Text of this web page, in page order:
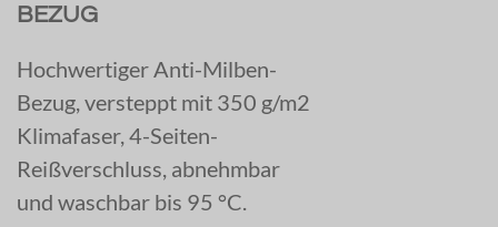
BEZUG
Hochwertiger Anti-Milben-
Bezug, versteppt mit 350 g/m2
Klimafaser, 4-Seiten-
Reißverschluss, abnehmbar
und waschbar bis 95 °C.